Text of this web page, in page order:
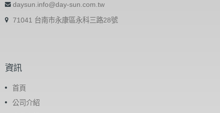
daysun.info@day-sun.com.tw
71041 台南市永康區永科三路28號
資訊
首頁
公司介紹